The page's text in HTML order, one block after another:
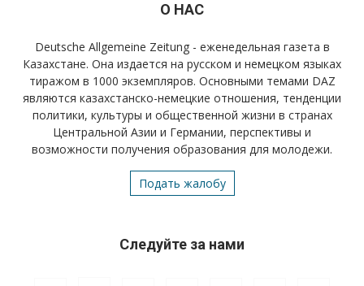
О НАС
Deutsche Allgemeine Zeitung - еженедельная газета в
Казахстане. Она издается на русском и немецком языках
тиражом в 1000 экземпляров. Основными темами DAZ
являются казахстанско-немецкие отношения, тенденции
политики, культуры и общественной жизни в странах
Центральной Азии и Германии, перспективы и
возможности получения образования для молодежи.
Подать жалобу
Следуйте за нами